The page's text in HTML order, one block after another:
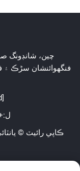
موบายل:
ڪاپي رائيٽ ©